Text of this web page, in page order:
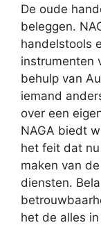
De oude
beleggen.
handelstools
instrumenten
behulp van
iemand
over een
NAGA biedt
het feit dat
maken van
diensten.
het de alles